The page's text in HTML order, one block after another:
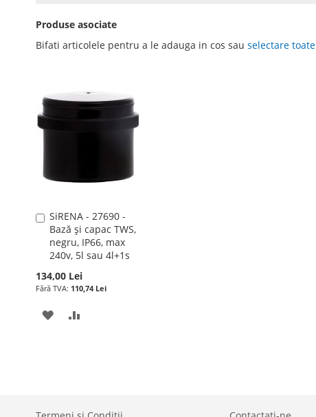
Produse asociate
Bifati articolele pentru a le adauga in cos sau selectare toate
SiRENA - 27690 -
Bază și capac TWS,
negru, IP66, max
240v, 5l sau 4l+1s
134,00 Lei
110,74 Lei
Adauga
în
cos
ADAUGATI
DORINTE